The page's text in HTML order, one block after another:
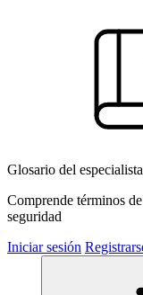
Glosario del
Comprende términos
seguridad
Iniciar sesión